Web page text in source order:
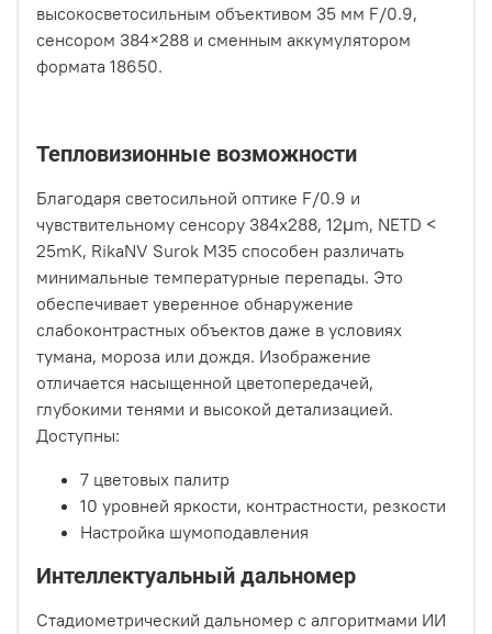
высокосветосильным объективом 35 мм F/0.9,
сенсором 384×288 и сменным аккумулятором
формата 18650.
Тепловизионные возможности
Благодаря светосильной оптике F/0.9 и
чувствительному сенсору 384x288, 12μm, NETD <
25mK, RikaNV Surok M35 способен различать
минимальные температурные перепады. Это
обеспечивает уверенное обнаружение
слабоконтрастных объектов даже в условиях
тумана, мороза или дождя. Изображение
отличается насыщенной цветопередачей,
глубокими тенями и высокой детализацией.
Доступны:
7 цветовых палитр
10 уровней яркости, контрастности, резкости
Настройка шумоподавления
Интеллектуальный дальномер
Стадиометрический дальномер с алгоритмами ИИ